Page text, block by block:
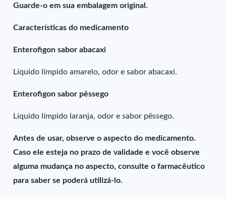
Guarde-o em sua embalagem original.
Características do medicamento
Enterofigon sabor abacaxi
Líquido límpido amarelo, odor e sabor abacaxi.
Enterofigon sabor pêssego
Líquido límpido laranja, odor e sabor pêssego.
Antes de usar, observe o aspecto do medicamento.
Caso ele esteja no prazo de validade e você observe
alguma mudança no aspecto, consulte o farmacêutico
para saber se poderá utilizá-lo.